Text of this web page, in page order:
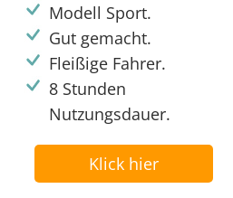
Modell Sport.
Gut gemacht.
Fleißige Fahrer.
8 Stunden
Nutzungsdauer.
Klick hier